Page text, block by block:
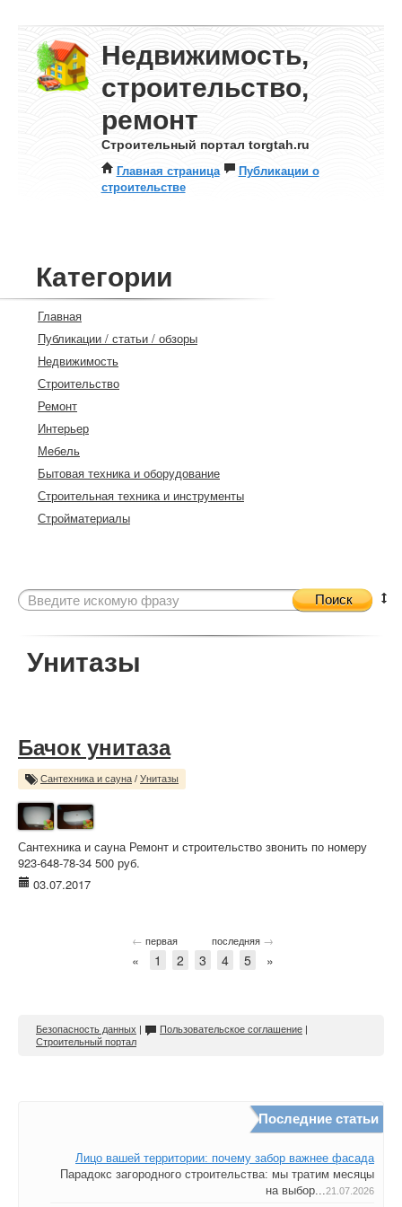
Недвижимость,
строительство,
ремонт
Строительный портал torgtah.ru
Главная страница
Публикации о
строительстве
Категории
Главная
Публикации / статьи / обзоры
Недвижимость
Строительство
Ремонт
Интерьер
Мебель
Бытовая техника и оборудование
Строительная техника и инструменты
Стройматериалы
Поиск
Унитазы
Бачок унитаза
Сантехника и сауна / Унитазы
Сантехника и сауна Ремонт и строительство звонить по номеру
923-648-78-34 500 руб.
03.07.2017
← первая последняя →
« 1 2 3 4 5 »
Безопасность данных | Пользовательское соглашение |
Строительный портал
Последние статьи
Лицо вашей территории: почему забор важнее фасада
Парадокс загородного строительства: мы тратим месяцы
на выбор...21.07.2026